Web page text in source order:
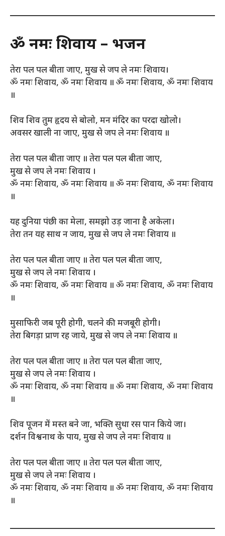
ॐ नमः शिवाय – भजन
तेरा पल पल बीता जाए, मुख से जप ले नमः शिवाय।
ॐ नमः शिवाय, ॐ नमः शिवाय ॥ ॐ नमः शिवाय, ॐ नमः शिवाय
॥
शिव शिव तुम हृदय से बोलो, मन मंदिर का परदा खोलो।
अवसर खाली ना जाए, मुख से जप ले नमः शिवाय ॥
तेरा पल पल बीता जाए ॥ तेरा पल पल बीता जाए,
मुख से जप ले नमः शिवाय ।
ॐ नमः शिवाय, ॐ नमः शिवाय ॥ ॐ नमः शिवाय, ॐ नमः शिवाय
॥
यह दुनिया पंछी का मेला, समझो उड़ जाना है अकेला।
तेरा तन यह साथ न जाय, मुख से जप ले नमः शिवाय ॥
तेरा पल पल बीता जाए ॥ तेरा पल पल बीता जाए,
मुख से जप ले नमः शिवाय ।
ॐ नमः शिवाय, ॐ नमः शिवाय ॥ ॐ नमः शिवाय, ॐ नमः शिवाय
॥
मुसाफिरी जब पूरी होगी, चलने की मजबूरी होगी।
तेरा बिगड़ा प्राण रह जाये, मुख से जप ले नमः शिवाय ॥
तेरा पल पल बीता जाए ॥ तेरा पल पल बीता जाए,
मुख से जप ले नमः शिवाय ।
ॐ नमः शिवाय, ॐ नमः शिवाय ॥ ॐ नमः शिवाय, ॐ नमः शिवाय
॥
शिव पूजन में मस्त बने जा, भक्ति सुधा रस पान किये जा।
दर्शन विश्वनाथ के पाय, मुख से जप ले नमः शिवाय ॥
तेरा पल पल बीता जाए ॥ तेरा पल पल बीता जाए,
मुख से जप ले नमः शिवाय ।
ॐ नमः शिवाय, ॐ नमः शिवाय ॥ ॐ नमः शिवाय, ॐ नमः शिवाय
॥